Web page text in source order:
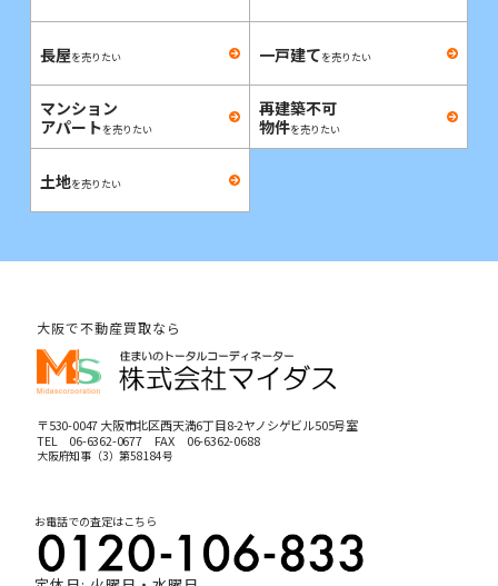
長屋を売りたい 一戸建てを売りたい
マンション
アパートを売りたい
再建築不可
物件を売りたい
土地を売りたい
大阪で不動産買取なら
〒530-0047 大阪市北区西天満6丁目8-2ヤノシゲビル505号室
TEL 06-6362-0677FAX 06-6362-0688
大阪府知事（3）第58184号
お電話での査定はこちら